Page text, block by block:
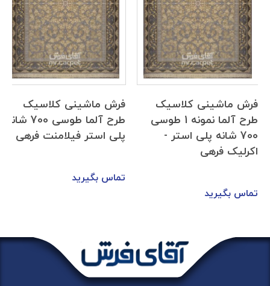
فرش ماشینی کلاسیک
طرح آلما نمونه 1 طوسی
700 شانه پلی استر -
اکرلیک فرهی
تماس بگیرید
فرش ماشینی کلاسیک
طرح آلما طوسی 700 شانه
پلی استر فیلامنت فرهی
تماس بگیرید